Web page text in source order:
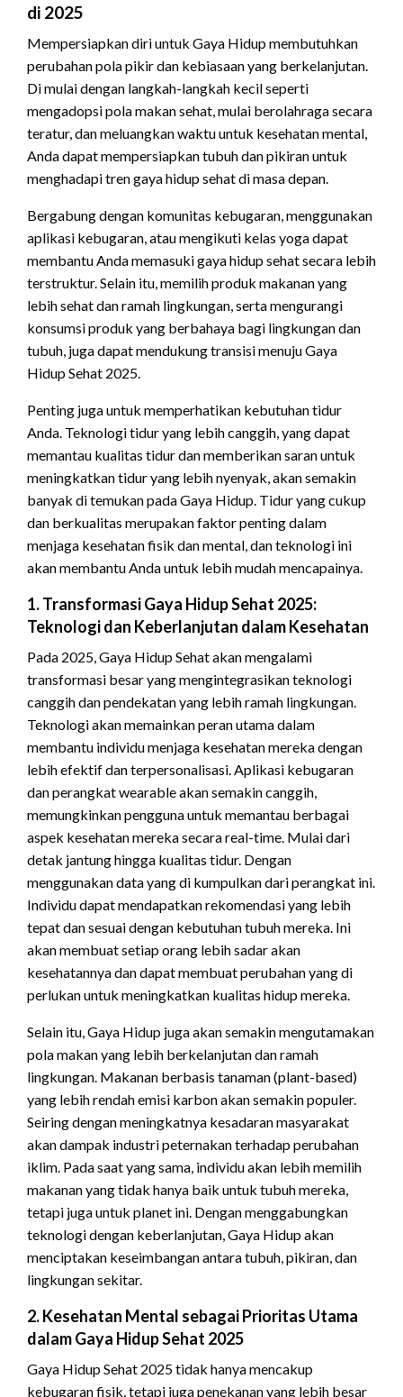
di 2025
Mempersiapkan diri untuk Gaya Hidup membutuhkan
perubahan pola pikir dan kebiasaan yang berkelanjutan.
Di mulai dengan langkah-langkah kecil seperti
mengadopsi pola makan sehat, mulai berolahraga secara
teratur, dan meluangkan waktu untuk kesehatan mental,
Anda dapat mempersiapkan tubuh dan pikiran untuk
menghadapi tren gaya hidup sehat di masa depan.
Bergabung dengan komunitas kebugaran, menggunakan
aplikasi kebugaran, atau mengikuti kelas yoga dapat
membantu Anda memasuki gaya hidup sehat secara lebih
terstruktur. Selain itu, memilih produk makanan yang
lebih sehat dan ramah lingkungan, serta mengurangi
konsumsi produk yang berbahaya bagi lingkungan dan
tubuh, juga dapat mendukung transisi menuju Gaya
Hidup Sehat 2025.
Penting juga untuk memperhatikan kebutuhan tidur
Anda. Teknologi tidur yang lebih canggih, yang dapat
memantau kualitas tidur dan memberikan saran untuk
meningkatkan tidur yang lebih nyenyak, akan semakin
banyak di temukan pada Gaya Hidup. Tidur yang cukup
dan berkualitas merupakan faktor penting dalam
menjaga kesehatan fisik dan mental, dan teknologi ini
akan membantu Anda untuk lebih mudah mencapainya.
1. Transformasi Gaya Hidup Sehat 2025:
Teknologi dan Keberlanjutan dalam Kesehatan
Pada 2025, Gaya Hidup Sehat akan mengalami
transformasi besar yang mengintegrasikan teknologi
canggih dan pendekatan yang lebih ramah lingkungan.
Teknologi akan memainkan peran utama dalam
membantu individu menjaga kesehatan mereka dengan
lebih efektif dan terpersonalisasi. Aplikasi kebugaran
dan perangkat wearable akan semakin canggih,
memungkinkan pengguna untuk memantau berbagai
aspek kesehatan mereka secara real-time. Mulai dari
detak jantung hingga kualitas tidur. Dengan
menggunakan data yang di kumpulkan dari perangkat ini.
Individu dapat mendapatkan rekomendasi yang lebih
tepat dan sesuai dengan kebutuhan tubuh mereka. Ini
akan membuat setiap orang lebih sadar akan
kesehatannya dan dapat membuat perubahan yang di
perlukan untuk meningkatkan kualitas hidup mereka.
Selain itu, Gaya Hidup juga akan semakin mengutamakan
pola makan yang lebih berkelanjutan dan ramah
lingkungan. Makanan berbasis tanaman (plant-based)
yang lebih rendah emisi karbon akan semakin populer.
Seiring dengan meningkatnya kesadaran masyarakat
akan dampak industri peternakan terhadap perubahan
iklim. Pada saat yang sama, individu akan lebih memilih
makanan yang tidak hanya baik untuk tubuh mereka,
tetapi juga untuk planet ini. Dengan menggabungkan
teknologi dengan keberlanjutan, Gaya Hidup akan
menciptakan keseimbangan antara tubuh, pikiran, dan
lingkungan sekitar.
2. Kesehatan Mental sebagai Prioritas Utama
dalam Gaya Hidup Sehat 2025
Gaya Hidup Sehat 2025 tidak hanya mencakup
kebugaran fisik, tetapi juga penekanan yang lebih besar